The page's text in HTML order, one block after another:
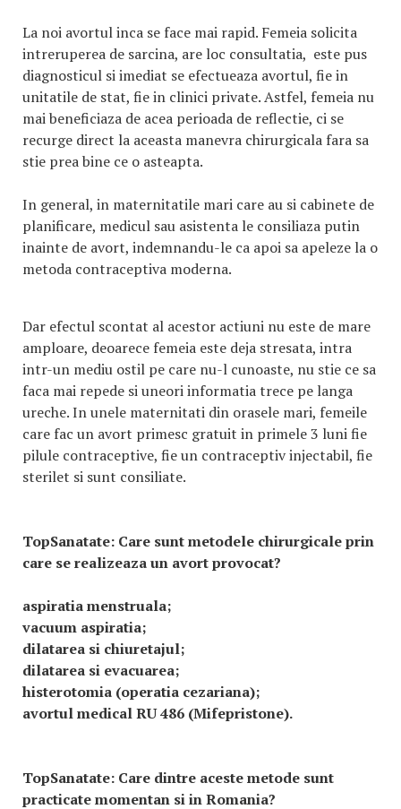
La noi avortul inca se face mai rapid. Femeia solicita
intreruperea de sarcina, are loc consultatia, este pus
diagnosticul si imediat se efectueaza avortul, fie in
unitatile de stat, fie in clinici private. Astfel, femeia nu
mai beneficiaza de acea perioada de reflectie, ci se
recurge direct la aceasta manevra chirurgicala fara sa
stie prea bine ce o asteapta.
In general, in maternitatile mari care au si cabinete de
planificare, medicul sau asistenta le consiliaza putin
inainte de avort, indemnandu-le ca apoi sa apeleze la o
metoda contraceptiva moderna.
Dar efectul scontat al acestor actiuni nu este de mare
amploare, deoarece femeia este deja stresata, intra
intr-un mediu ostil pe care nu-l cunoaste, nu stie ce sa
faca mai repede si uneori informatia trece pe langa
ureche. In unele maternitati din orasele mari, femeile
care fac un avort primesc gratuit in primele 3 luni fie
pilule contraceptive, fie un contraceptiv injectabil, fie
sterilet si sunt consiliate.
TopSanatate: Care sunt metodele chirurgicale prin
care se realizeaza un avort provocat?
aspiratia menstruala;
vacuum aspiratia;
dilatarea si chiuretajul;
dilatarea si evacuarea;
histerotomia (operatia cezariana);
avortul medical RU 486 (Mifepristone).
TopSanatate: Care dintre aceste metode sunt
practicate momentan si in Romania?